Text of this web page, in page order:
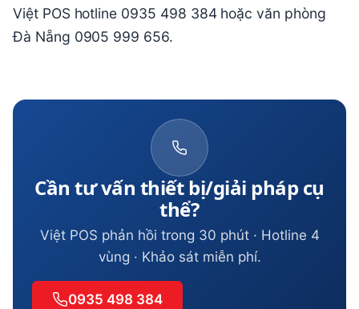
Việt POS hotline 0935 498 384 hoặc văn phòng
Đà Nẵng 0905 999 656.
Cần tư vấn thiết bị/giải pháp cụ
thể?
Việt POS phản hồi trong 30 phút · Hotline 4
vùng · Khảo sát miễn phí.
0935 498 384